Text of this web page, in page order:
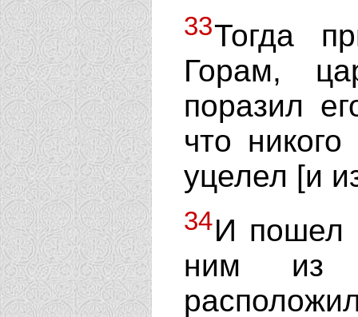
33Тогда
Горам,
поразил
что
уцелел [и
34И пошел
ним из